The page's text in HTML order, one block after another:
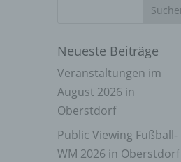
Neueste Beiträge
Veranstaltungen im
August 2026 in
Oberstdorf
Public Viewing Fußball-
WM 2026 in Oberstdorf